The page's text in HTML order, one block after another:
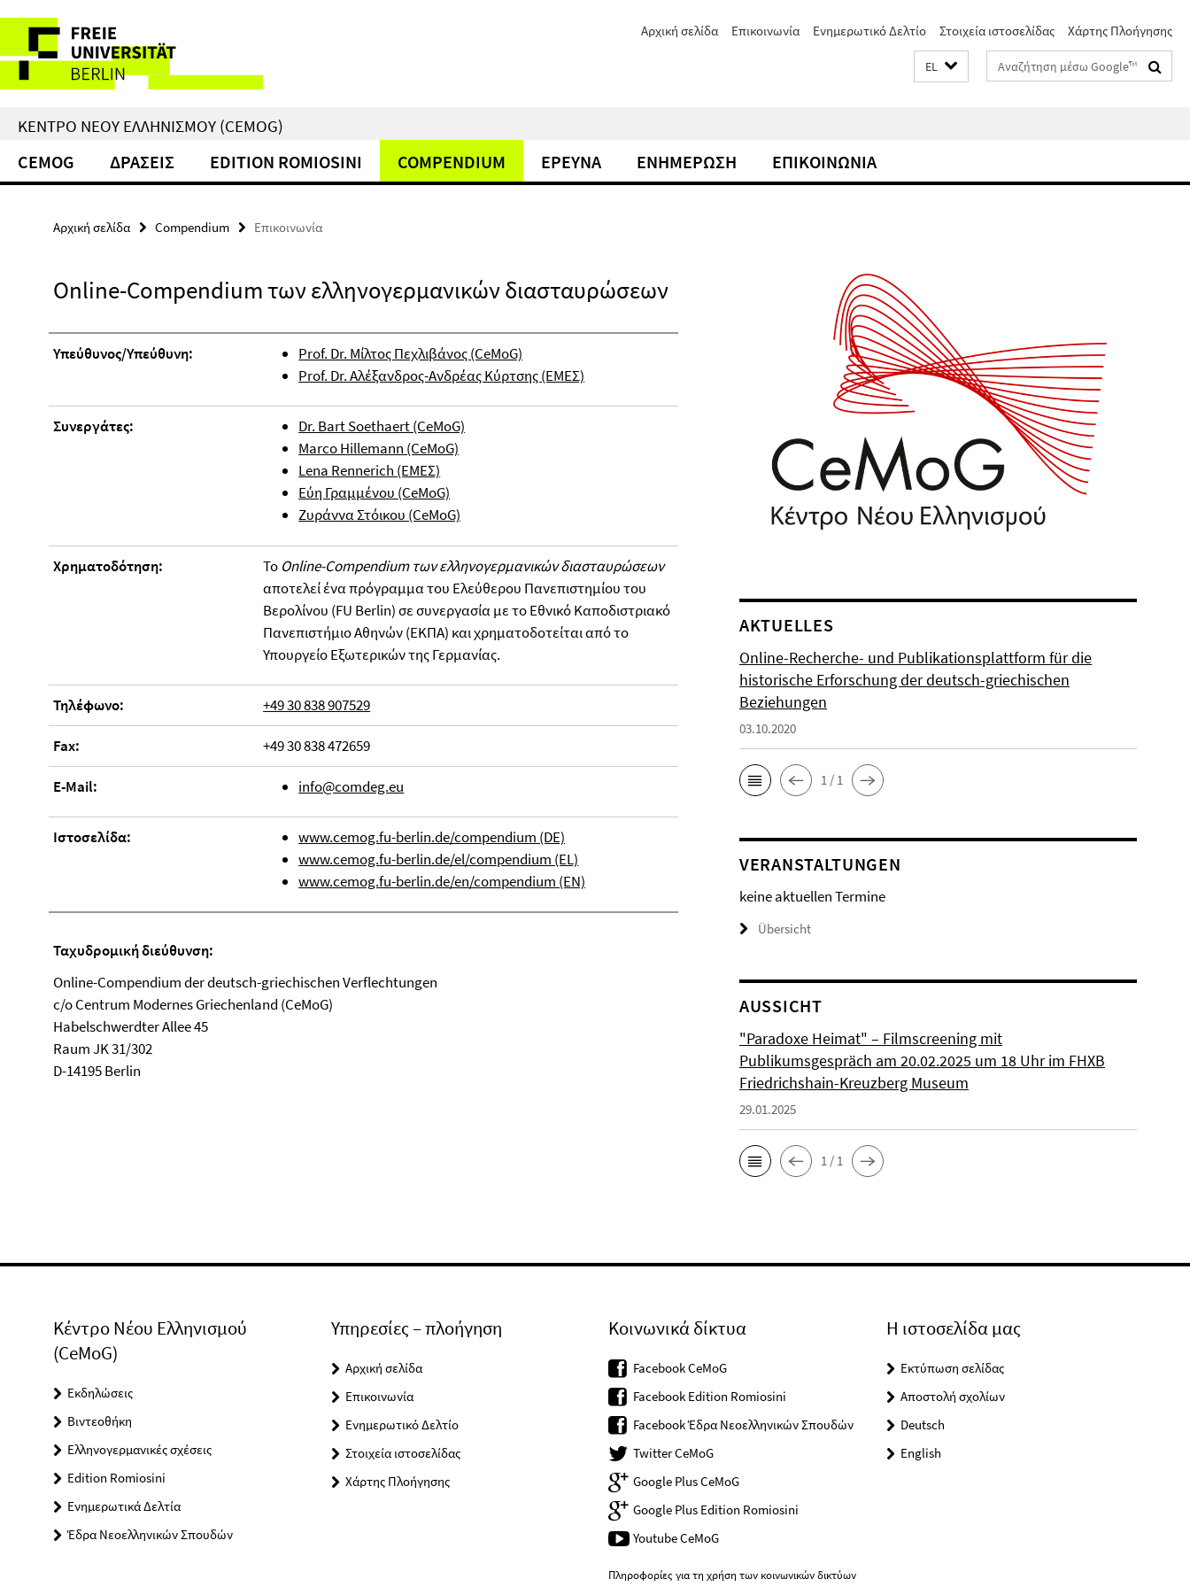
direkt
zu
Inhalt
Υπηρεσίες
–
πλοήγηση
Αρχική σελίδα Επικοινωνία Ενημερωτικό Δελτίο Στοιχεία ιστοσελίδας Χάρτης Πλοήγησης
EL Suchbegriffe
ΚΈΝΤΡΟ ΝΈΟΥ ΕΛΛΗΝΙΣΜΟΎ (CEMOG)
CEMOG ΔΡΑΣΕΙΣ EDITION ROMIOSINI COMPENDIUM ΕΡΕΥΝΑ ΕΝΗΜΕΡΩΣΗ ΕΠΙΚΟΙΝΩΝΙΑ
Αρχική σελίδα Compendium Επικοινωνία
Online-Compendium των ελληνογερμανικών διασταυρώσεων
Υπεύθυνος/Υπεύθυνη:
Prof. Dr. Μίλτος Πεχλιβάνος (CeMoG)
Prof. Dr. Αλέξανδρος-Ανδρέας Κύρτσης (ΕΜΕΣ)
Συνεργάτες:
Dr. Bart Soethaert (CeMoG)
Marco Hillemann (CeMoG)
Lena Rennerich (ΕΜΕΣ)
Εύη Γραμμένου (CeMoG)
Ζυράννα Στόικου (CeMoG)
Χρηματοδότηση: Το Online-Compendium των ελληνογερμανικών διασταυρώσεων
αποτελεί ένα πρόγραμμα του Ελεύθερου Πανεπιστημίου του
Βερολίνου (FU Berlin) σε συνεργασία με το Εθνικό Καποδιστριακό
Πανεπιστήμιο Αθηνών (ΕΚΠΑ) και χρηματοδοτείται από το
Υπουργείο Εξωτερικών της Γερμανίας.
Τηλέφωνο: +49 30 838 907529
Fax: +49 30 838 472659
E-Mail: info@comdeg.eu
Ιστοσελίδα:
www.cemog.fu-berlin.de/compendium (DE)
www.cemog.fu-berlin.de/el/compendium (EL)
www.cemog.fu-berlin.de/en/compendium (EN)
Ταχυδρομική διεύθυνση:
Online-Compendium der deutsch-griechischen Verflechtungen
c/o Centrum Modernes Griechenland (CeMoG)
Habelschwerdter Allee 45
Raum JK 31/302
D-14195 Berlin
AKTUELLES
Online-Recherche- und Publikationsplattform für die
historische Erforschung der deutsch-griechischen
Beziehungen
03.10.2020
1 / 1
VERANSTALTUNGEN
keine aktuellen Termine
Übersicht
AUSSICHT
"Paradoxe Heimat" – Filmscreening mit
Publikumsgespräch am 20.02.2025 um 18 Uhr im FHXB
Friedrichshain-Kreuzberg Museum
29.01.2025
1 / 1
Κέντρο Νέου Ελληνισμού
(CeMoG)
Εκδηλώσεις
Βιντεοθήκη
Ελληνογερμανικές σχέσεις
Edition Romiosini
Ενημερωτικά Δελτία
Έδρα Νεοελληνικών Σπουδών
Υπηρεσίες – πλοήγηση
Αρχική σελίδα
Επικοινωνία
Ενημερωτικό Δελτίο
Στοιχεία ιστοσελίδας
Χάρτης Πλοήγησης
Κοινωνικά δίκτυα
Facebook CeMoG
Facebook Edition Romiosini
Facebook Έδρα Νεοελληνικών Σπουδών
Twitter CeMoG
Google Plus CeMoG
Google Plus Edition Romiosini
Youtube CeMoG
Πληροφορίες για τη χρήση των κοινωνικών δικτύων
Η ιστοσελίδα μας
Εκτύπωση σελίδας
Αποστολή σχολίων
Deutsch
English